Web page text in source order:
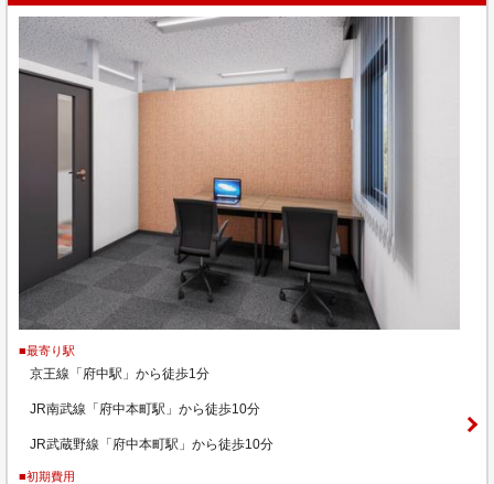
■最寄り駅
京王線「府中駅」から徒歩1分
JR南武線「府中本町駅」から徒歩10分
JR武蔵野線「府中本町駅」から徒歩10分
■初期費用